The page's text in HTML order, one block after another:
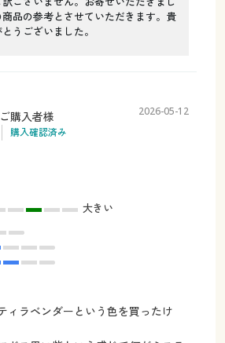
品の参考とさせていただきます。貴
うございました。
ご購入者様
購入確認済み
2026-05-12
大きい
ィラベンダーという色を買ったけ